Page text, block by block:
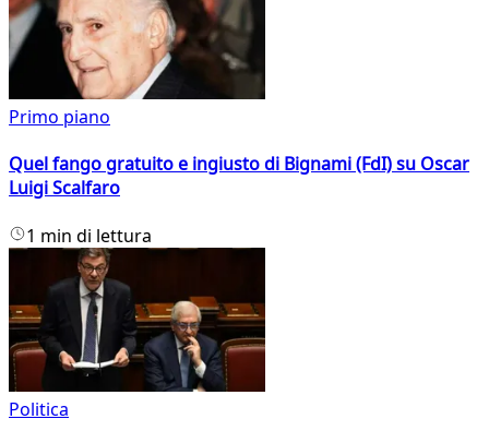
Primo piano
Quel fango gratuito e ingiusto di Bignami (FdI) su Oscar
Luigi Scalfaro
1 min di lettura
Politica